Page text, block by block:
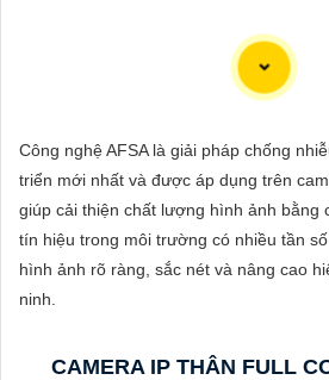
VẤN
DỊCH
VỤ
chiết khấu cao và hình ảnh chất lượng
"Tìm kiếm sự an toàn và chất lượng
hiệu uy tín với chiết khấu cao. Với công
yên tâm bảo vệ gia đình và tài sản của
Công nghệ AFSA là giải pháp chống
triển mới nhất và được áp dụng trên
giúp cải thiện chất lượng hình ảnh bằng
tín hiệu trong môi trường có nhiều tần
hình ảnh rõ ràng, sắc nét và nâng cao
ninh.
CAMERA IP THÂN FULL